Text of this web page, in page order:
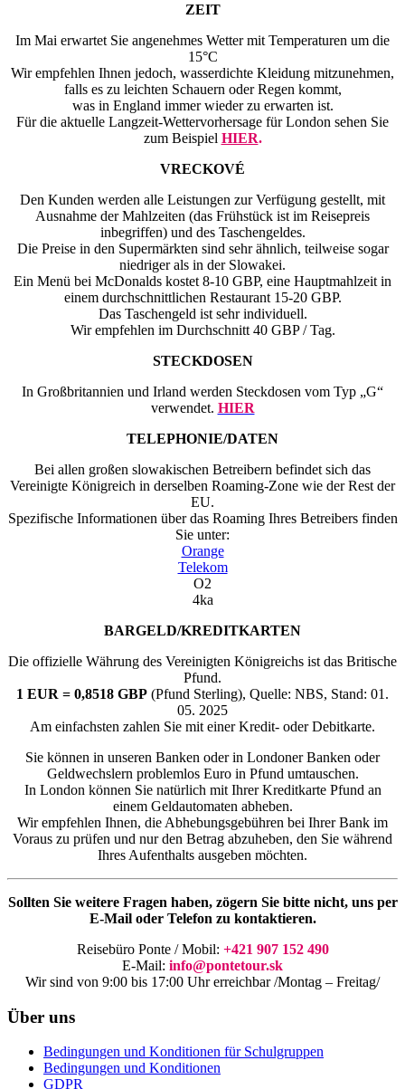
ZEIT
Im Mai erwartet Sie angenehmes Wetter mit Temperaturen um die
15°C
Wir empfehlen Ihnen jedoch, wasserdichte Kleidung mitzunehmen,
falls es zu leichten Schauern oder Regen kommt,
was in England immer wieder zu erwarten ist.
Für die aktuelle Langzeit-Wettervorhersage für London sehen Sie
zum Beispiel HIER.
VRECKOVÉ
Den Kunden werden alle Leistungen zur Verfügung gestellt, mit
Ausnahme der Mahlzeiten (das Frühstück ist im Reisepreis
inbegriffen) und des Taschengeldes.
Die Preise in den Supermärkten sind sehr ähnlich, teilweise sogar
niedriger als in der Slowakei.
Ein Menü bei McDonalds kostet 8-10 GBP, eine Hauptmahlzeit in
einem durchschnittlichen Restaurant 15-20 GBP.
Das Taschengeld ist sehr individuell.
Wir empfehlen im Durchschnitt 40 GBP / Tag.
STECKDOSEN
In Großbritannien und Irland werden Steckdosen vom Typ „G“
verwendet. HIER
TELEPHONIE/DATEN
Bei allen großen slowakischen Betreibern befindet sich das
Vereinigte Königreich in derselben Roaming-Zone wie der Rest der
EU.
Spezifische Informationen über das Roaming Ihres Betreibers finden
Sie unter:
Orange
Telekom
O2
4ka
BARGELD/KREDITKARTEN
Die offizielle Währung des Vereinigten Königreichs ist das Britische
Pfund.
1 EUR = 0,8518 GBP (Pfund Sterling), Quelle: NBS, Stand: 01.
05. 2025
Am einfachsten zahlen Sie mit einer Kredit- oder Debitkarte.
Sie können in unseren Banken oder in Londoner Banken oder
Geldwechslern problemlos Euro in Pfund umtauschen.
In London können Sie natürlich mit Ihrer Kreditkarte Pfund an
einem Geldautomaten abheben.
Wir empfehlen Ihnen, die Abhebungsgebühren bei Ihrer Bank im
Voraus zu prüfen und nur den Betrag abzuheben, den Sie während
Ihres Aufenthalts ausgeben möchten.
Sollten Sie weitere Fragen haben, zögern Sie bitte nicht, uns per
E-Mail oder Telefon zu kontaktieren.
Reisebüro Ponte / Mobil: +421 907 152 490
E-Mail: info@pontetour.sk
Wir sind von 9:00 bis 17:00 Uhr erreichbar /Montag – Freitag/
Über uns
Bedingungen und Konditionen für Schulgruppen
Bedingungen und Konditionen
GDPR